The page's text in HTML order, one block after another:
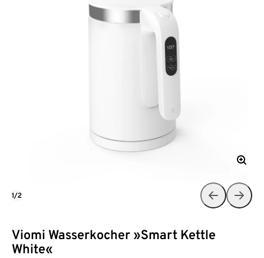
Viomi Wasserkocher »Smart Kettle
White«
1/2